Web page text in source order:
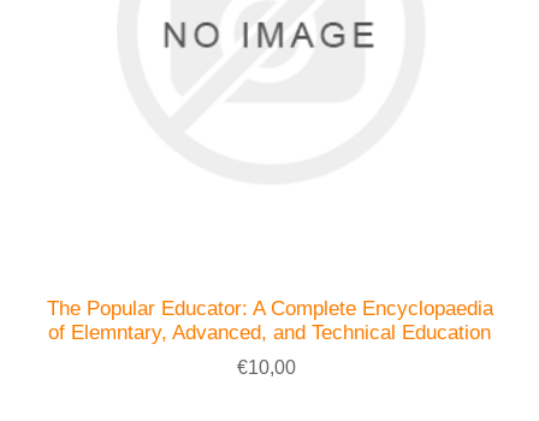
The Popular Educator: A Complete Encyclopaedia
of Elemntary, Advanced, and Technical Education
€10,00